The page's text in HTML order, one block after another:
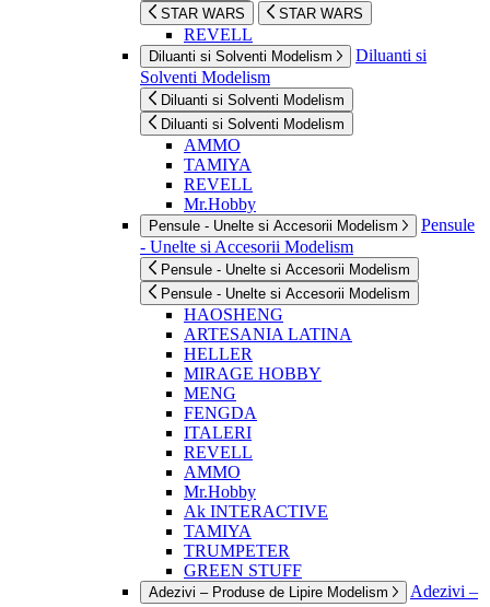
STAR WARS STAR WARS
REVELL
Diluanti si Solventi Modelism
Diluanti si
Solventi Modelism
Diluanti si Solventi Modelism
Diluanti si Solventi Modelism
AMMO
TAMIYA
REVELL
Mr.Hobby
Pensule - Unelte si Accesorii Modelism
Pensule
- Unelte si Accesorii Modelism
Pensule - Unelte si Accesorii Modelism
Pensule - Unelte si Accesorii Modelism
HAOSHENG
ARTESANIA LATINA
HELLER
MIRAGE HOBBY
MENG
FENGDA
ITALERI
REVELL
AMMO
Mr.Hobby
Ak INTERACTIVE
TAMIYA
TRUMPETER
GREEN STUFF
Adezivi – Produse de Lipire Modelism
Adezivi –